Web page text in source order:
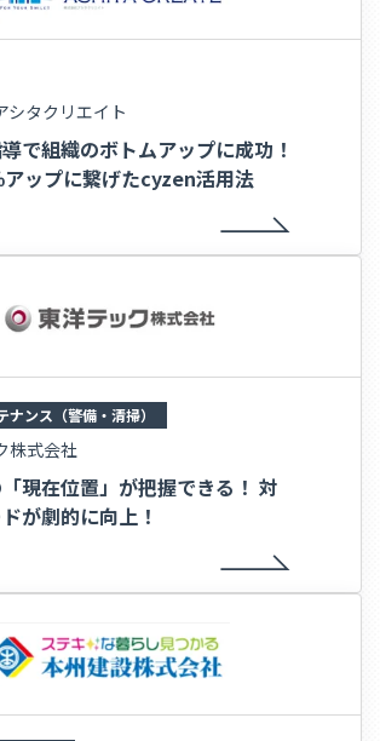
シタクリエイト
で組織のボトムアップに成功！
ップに繋げたcyzen活用法
ナンス（警備・清掃）
株式会社
現在位置」が把握できる！ 対
が劇的に向上！